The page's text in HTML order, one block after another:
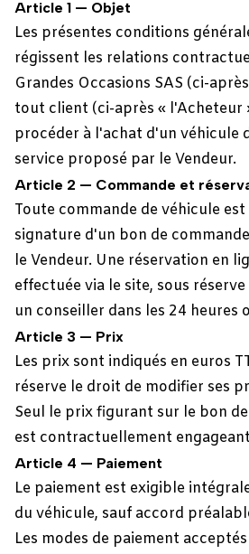
Article 1 — Objet
Les présentes conditions
régissent les relations
Grandes Occasions SAS (ci-
tout client (ci-après « l'Acheteur
procéder à l'achat d'un véhicule
service proposé par le Vendeur.
Article 2 — Commande et
Toute commande de véhicule
signature d'un bon de
le Vendeur. Une réservation en
effectuée via le site, sous
un conseiller dans les 24 heures
Article 3 — Prix
Les prix sont indiqués en euros
réserve le droit de modifier ses
Seul le prix figurant sur le bon
est contractuellement
Article 4 — Paiement
Le paiement est exigible
du véhicule, sauf accord
Les modes de paiement